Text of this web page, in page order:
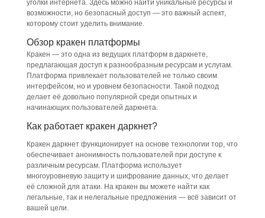
уголки интернета. Здесь можно найти уникальные ресурсы и
возможности, но безопасный доступ — это важный аспект,
которому стоит уделить внимание.
Обзор кракен платформы
Кракен — это одна из ведущих платформ в даркнете,
предлагающая доступ к разнообразным ресурсам и услугам.
Платформа привлекает пользователей не только своим
интерфейсом, но и уровнем безопасности. Такой подход
делает её довольно популярной среди опытных и
начинающих пользователей даркнета.
Как работает кракен даркнет?
Кракен даркнет функционирует на основе технологии тор, что
обеспечивает анонимность пользователей при доступе к
различным ресурсам. Платформа использует
многоуровневую защиту и шифрование данных, что делает
её сложной для атаки. На кракен вы можете найти как
легальные, так и нелегальные предложения — всё зависит от
вашей цели.